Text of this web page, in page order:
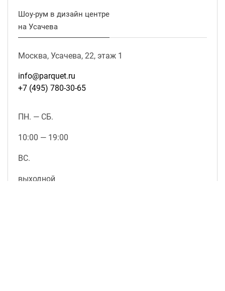
Шоу-рум в дизайн центре
на Усачева
Москва, Усачева, 22, этаж 1
info@parquet.ru
+7 (495) 780-30-65
ПН. — СБ.
10:00 — 19:00
ВС.
выходной